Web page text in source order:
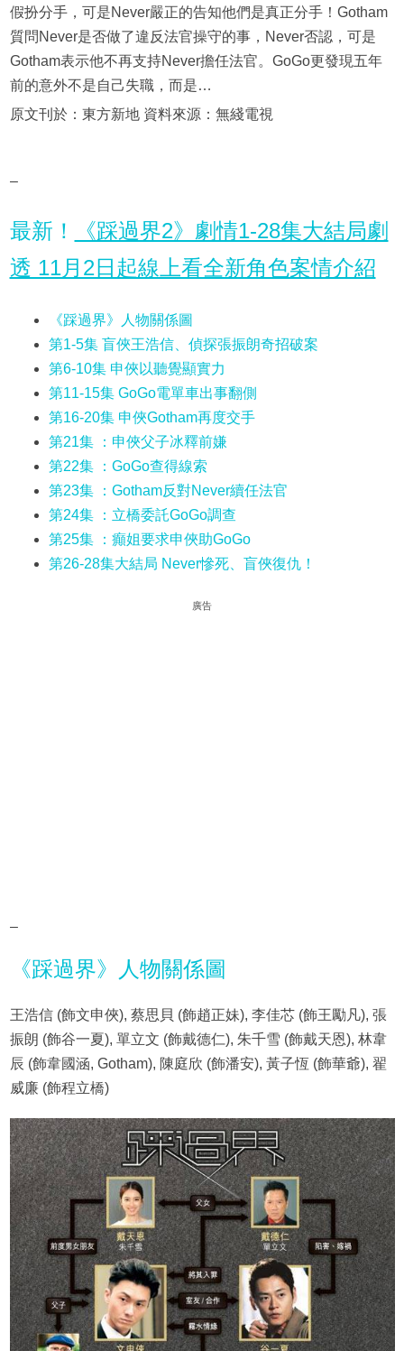
假扮分手，可是Never嚴正的告知他們是真正分手！Gotham
質問Never是否做了違反法官操守的事，Never否認，可是
Gotham表示他不再支持Never擔任法官。GoGo更發現五年
前的意外不是自己失職，而是…
原文刊於：東方新地 資料來源：無綫電視
–
最新！
《踩過界2》劇情1-28集大結局劇
透 11月2日起線上看全新角色案情介紹
《踩過界》人物關係圖
第1-5集 盲俠王浩信、偵探張振朗奇招破案
第6-10集 申俠以聽覺顯實力
第11-15集 GoGo電單車出事翻側
第16-20集 申俠Gotham再度交手
第21集 ：申俠父子冰釋前嫌
第22集 ：GoGo查得線索
第23集 ：Gotham反對Never續任法官
第24集 ：立橋委託GoGo調查
第25集 ：癲姐要求申俠助GoGo
第26-28集大結局 Never慘死、盲俠復仇！
廣告
–
《踩過界》人物關係圖
王浩信 (飾文申俠), 蔡思貝 (飾趙正妹), 李佳芯 (飾王勵凡), 張
振朗 (飾谷一夏), 單立文 (飾戴德仁), 朱千雪 (飾戴天恩), 林韋
辰 (飾韋國涵, Gotham), 陳庭欣 (飾潘安), 黃子恆 (飾華爺), 翟
威廉 (飾程立橋)